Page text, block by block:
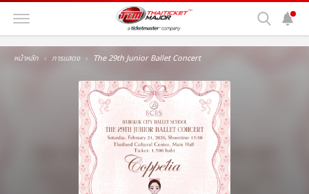
หน้าหลัก การแสดง The 29th Junior Ballet Concert